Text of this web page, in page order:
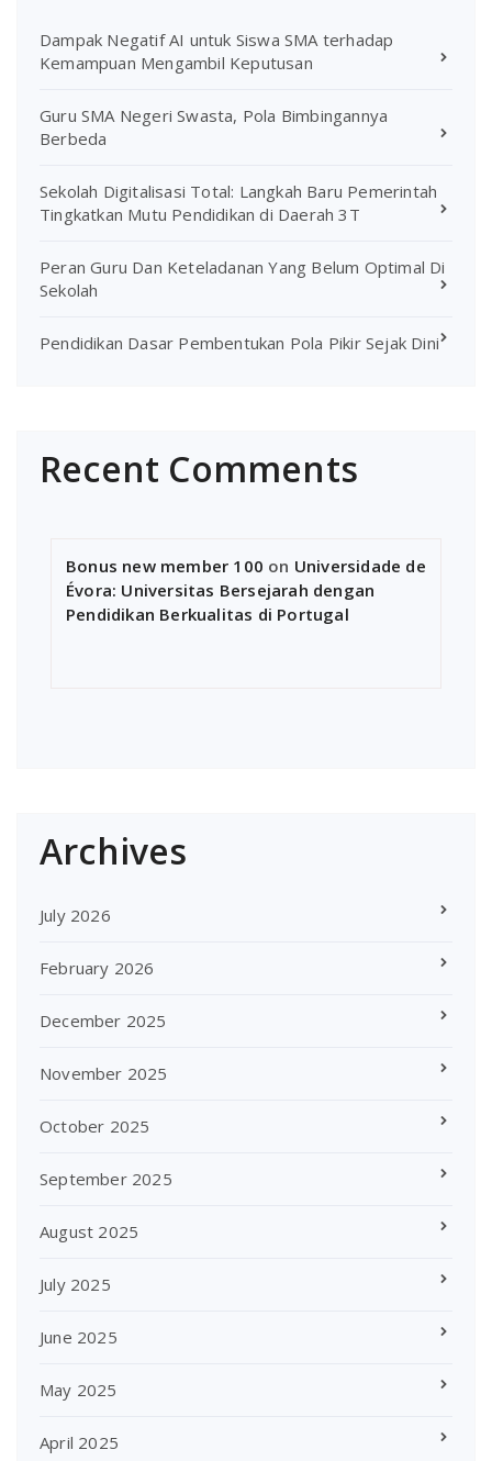
Dampak Negatif AI untuk Siswa SMA terhadap
Kemampuan Mengambil Keputusan
Guru SMA Negeri Swasta, Pola Bimbingannya
Berbeda
Sekolah Digitalisasi Total: Langkah Baru Pemerintah
Tingkatkan Mutu Pendidikan di Daerah 3T
Peran Guru Dan Keteladanan Yang Belum Optimal Di
Sekolah
Pendidikan Dasar Pembentukan Pola Pikir Sejak Dini
Recent Comments
Bonus new member 100 on Universidade de
Évora: Universitas Bersejarah dengan
Pendidikan Berkualitas di Portugal
Archives
July 2026
February 2026
December 2025
November 2025
October 2025
September 2025
August 2025
July 2025
June 2025
May 2025
April 2025